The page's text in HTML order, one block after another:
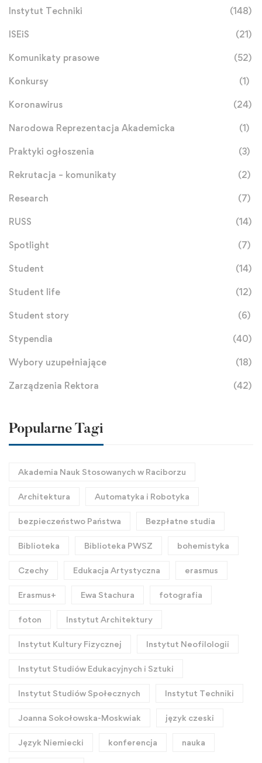
Instytut Techniki (148)
ISEiS (21)
Komunikaty prasowe (52)
Konkursy (1)
Koronawirus (24)
Narodowa Reprezentacja Akademicka (1)
Praktyki ogłoszenia (3)
Rekrutacja – komunikaty (2)
Research (7)
RUSS (14)
Spotlight (7)
Student (14)
Student life (12)
Student story (6)
Stypendia (40)
Wybory uzupełniające (18)
Zarządzenia Rektora (42)
Popularne Tagi
Akademia Nauk Stosowanych w Raciborzu
Architektura Automatyka i Robotyka
bezpieczeństwo Państwa Bezpłatne studia
Biblioteka Biblioteka PWSZ bohemistyka
Czechy Edukacja Artystyczna erasmus
Erasmus+ Ewa Stachura fotografia
foton Instytut Architektury
Instytut Kultury Fizycznej Instytut Neofilologii
Instytut Studiów Edukacyjnych i Sztuki
Instytut Studiów Społecznych Instytut Techniki
Joanna Sokołowska-Moskwiak język czeski
Język Niemiecki konferencja nauka